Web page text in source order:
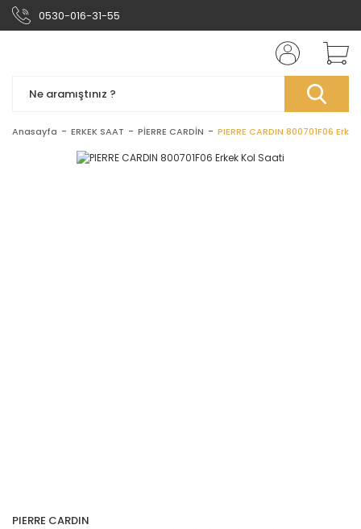
0530-016-31-55
Anasayfa ERKEK SAAT PİERRE CARDİN PIERRE CARDIN 800701F06
PIERRE CARDIN